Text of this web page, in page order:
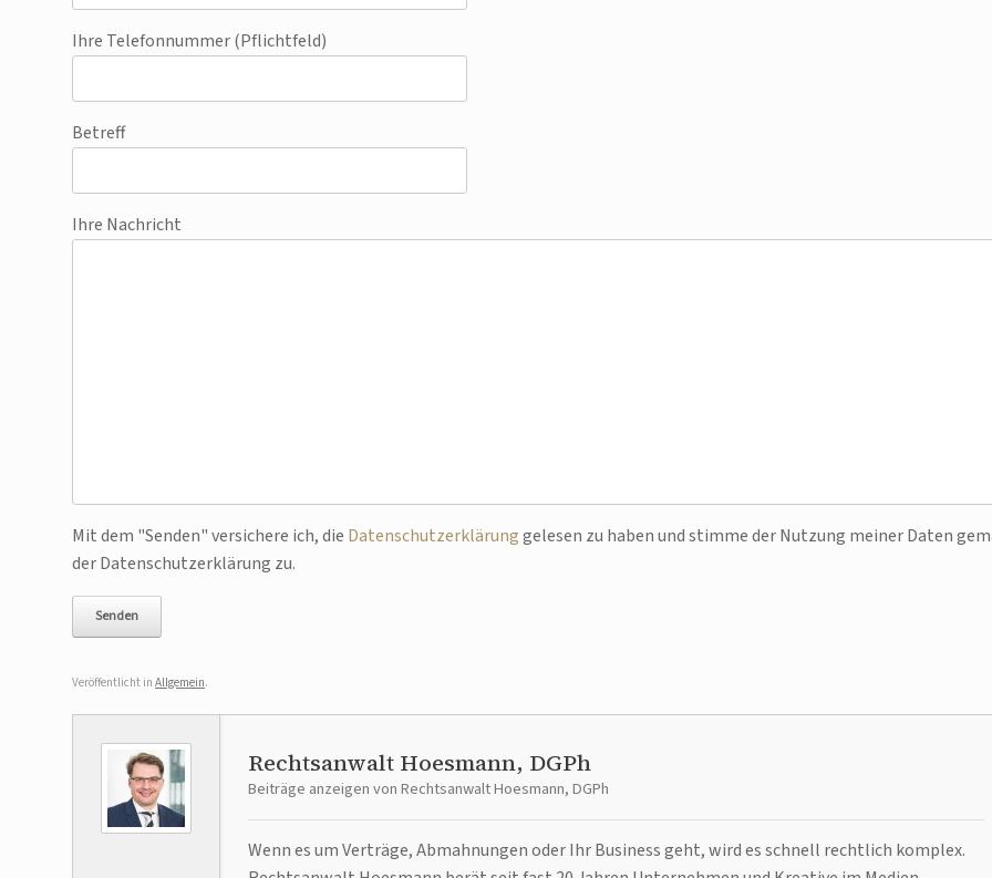
Ihre Telefonnummer (Pflichtfeld)
Betreff
Ihre Nachricht
Bitte lasse dieses Feld leer.
Mit dem "Senden" versichere ich, die Datenschutzerklärunggelesen zu haben und stimme der Nutzung meiner Daten
der Datenschutzerklärung zu.
Veröffentlicht in Allgemein.
Rechtsanwalt Hoesmann, DGPh
Beiträge anzeigen von Rechtsanwalt Hoesmann, DGPh
Wenn es um Verträge, Abmahnungen oder Ihr Business geht, wird es schnell rechtlich komplex.